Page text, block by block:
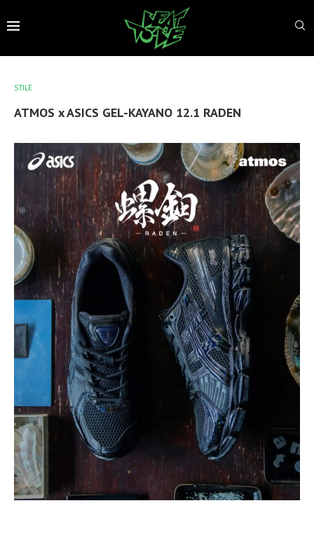
STILE
ATMOS x ASICS GEL-KAYANO 12.1 RADEN